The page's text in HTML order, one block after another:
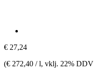
€ 27,24
(€ 272,40 / l, vklj. 22% DDV